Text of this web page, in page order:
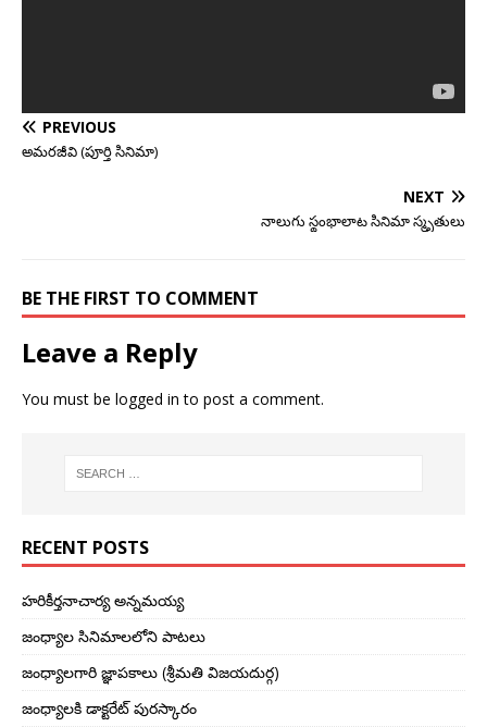
PREVIOUS
అమరజీవి (పూర్తి సినిమా)
NEXT
నాలుగు స్థంభాలాట సినిమా స్మృతులు
BE THE FIRST TO COMMENT
Leave a Reply
You must be logged in to post a comment.
RECENT POSTS
హరికీర్తనాచార్య అన్నమయ్య
జంధ్యాల సినిమాలలోని పాటలు
జంధ్యాలగారి జ్ఞాపకాలు (శ్రీమతి విజయదుర్గ)
జంధ్యాలకి డాక్టరేట్ పురస్కారం